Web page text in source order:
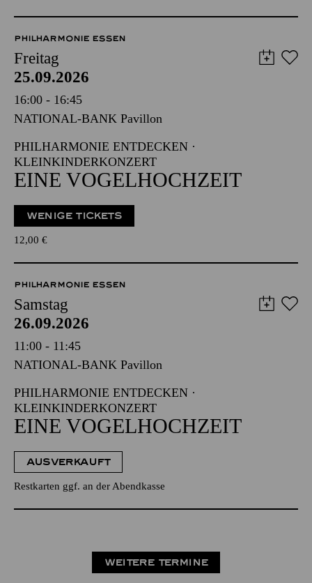
PHILHARMONIE ESSEN
Freitag
25.09.2026
16:00 - 16:45
NATIONAL-BANK Pavillon
PHILHARMONIE ENTDECKEN ·
KLEINKINDERKONZERT
EINE VOGELHOCHZEIT
WENIGE TICKETS
12,00 €
PHILHARMONIE ESSEN
Samstag
26.09.2026
11:00 - 11:45
NATIONAL-BANK Pavillon
PHILHARMONIE ENTDECKEN ·
KLEINKINDERKONZERT
EINE VOGELHOCHZEIT
AUSVERKAUFT
Restkarten ggf. an der Abendkasse
WEITERE TERMINE